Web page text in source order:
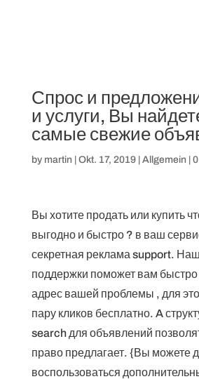
Спрос и
и услуги, Вы
самые свежие
by martin Okt. 17, 2019| Allgemein
Вы хотите продать или купить
выгодно и быстро ? в ваш
секретная реклама support.
поддержки поможет вам
адрес вашей проблемы , для
пару кликов бесплатно. A
search для объявлений
право предлагает. {Вы можете
воспользоваться